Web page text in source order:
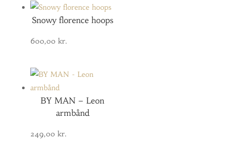
Snowy florence hoops
600,00 kr.
BY MAN – Leon
armbånd
249,00 kr.